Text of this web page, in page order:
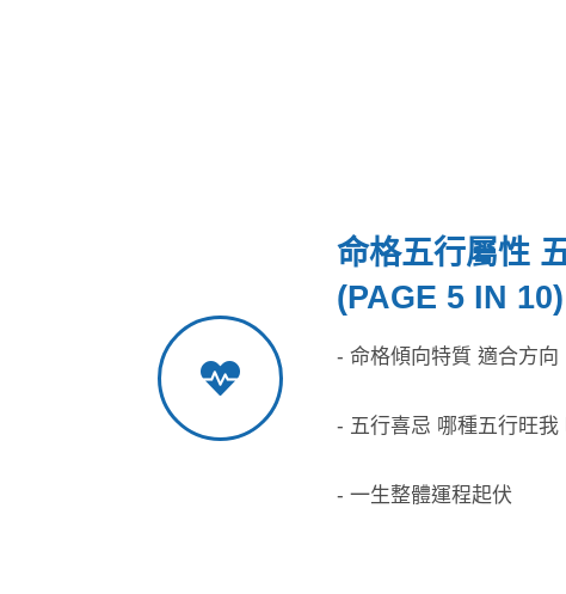
命格五行屬性
(PAGE 5 IN 10)
- 命格傾向特質 適合方向
- 五行喜忌 哪種五行旺我
- 一生整體運程起伏